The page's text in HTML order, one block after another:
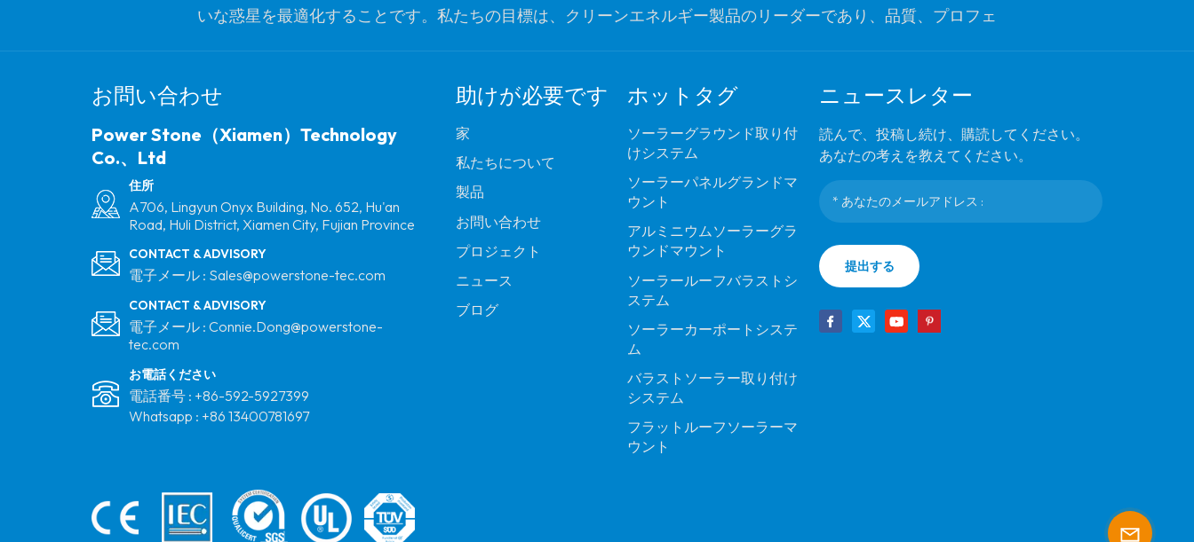
革新的なソーラーフ
ラケット
ストフラットルーフ
ステム
台形金属屋根マウン
フラットルーフアル
ミニウムマトリック
ス三脚太陽マウント
システム
メタルルーフレイレ
ント構造メーカー
太陽垂直PVファーム
いな惑星を最適化することです。私たちの目標は、クリーンエネルギー製品のリーダーであり、品質、プロフェ
お問い合わせ
Power Stone（Xiamen）Technology
Co.、Ltd
住所
A706, Lingyun Onyx Building, No. 652, Hu'an
Road, Huli District, Xiamen City, Fujian Province
CONTACT & ADVISORY
電子メール : Sales@powerstone-tec.com
CONTACT & ADVISORY
電子メール : Connie.Dong@powerstone-
tec.com
お電話ください
電話番号 : +86-592-5927399
Whatsapp : +86 13400781697
助けが必要です
家
私たちについて
製品
お問い合わせ
プロジェクト
ニュース
ブログ
ホットタグ
ソーラーグラウンド取り付
けシステム
ソーラーパネルグランドマ
ウント
アルミニウムソーラーグラ
ウンドマウント
ソーラールーフバラストシ
ステム
ソーラーカーポートシステ
ム
バラストソーラー取り付け
システム
フラットルーフソーラーマ
ウント
ニュースレター
読んで、投稿し続け、購読してください。
あなたの考えを教えてください。
提出する